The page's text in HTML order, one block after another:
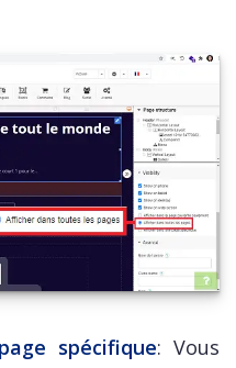
spécifique: Vous